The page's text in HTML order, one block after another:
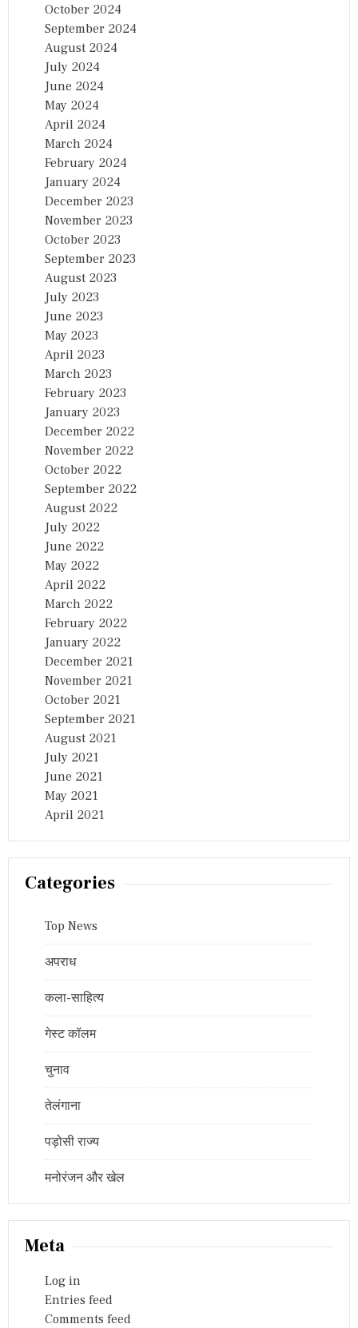
October 2024
September 2024
August 2024
July 2024
June 2024
May 2024
April 2024
March 2024
February 2024
January 2024
December 2023
November 2023
October 2023
September 2023
August 2023
July 2023
June 2023
May 2023
April 2023
March 2023
February 2023
January 2023
December 2022
November 2022
October 2022
September 2022
August 2022
July 2022
June 2022
May 2022
April 2022
March 2022
February 2022
January 2022
December 2021
November 2021
October 2021
September 2021
August 2021
July 2021
June 2021
May 2021
April 2021
Categories
Top News
अपराध
कला-साहित्य
गेस्ट कॉलम
चुनाव
तेलंगाना
पड़ोसी राज्य
मनोरंजन और खेल
Meta
Log in
Entries feed
Comments feed